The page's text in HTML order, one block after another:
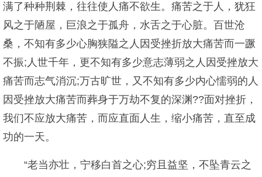
满了种种荆棘，往往使人痛不欲生。痛苦之于人，犹狂
风之于陋屋，巨浪之于孤舟，水舌之于心脏。百世沧
桑，不知有多少心胸狭隘之人因受挫折放大痛苦而一蹶
不振;人世千年，更不知有多少意志薄弱之人因受挫放大
痛苦而志气消沉;万古旷世，又不知有多少内心懦弱的人
因受挫放大痛苦而葬身于万劫不复的深渊??面对挫折，
我们不应放大痛苦，而应直面人生，缩小痛苦，直至成
功的一天。
“老当亦壮，宁移白首之心;穷且益坚，不坠青云之